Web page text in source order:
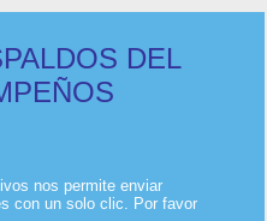
DEL
nos permite enviar
con un solo clic. Por favor